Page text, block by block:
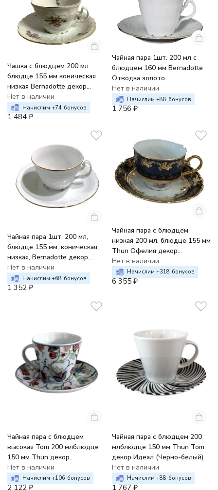
Чашка с блюдцем 200 мл
блюдце 155 мм коническая
низкая Bernadotte декор
Мейсенский букет
Нет в наличии
Начислим +74 бонусов
1 484 ₽
Чайная пара 1шт. 200 мл с
блюдцем 160 мм Bernadotte
Отводка золото
Нет в наличии
Начислим +88 бонусов
1 756 ₽
Чайная пара 1шт. 200 мл,
блюдце 155 мм, коническая
низкая, Bernadotte декор
Отводка золото
Нет в наличии
Начислим +68 бонусов
1 352 ₽
Чайная пара с блюдцем
низкая 200 мл. блюдце 155 мм
Thun Офелия декор
Кобальтовый цветок
Нет в наличии
Начислим +318 бонусов
6 355 ₽
Чайная пара с блюдцем
высокая Tom 200 млблюдце
150 мм Thun декор
Экзотические цветы
Нет в наличии
Начислим +106 бонусов
2 122 ₽
Чайная пара с блюдцем 200
млблюдце 150 мм Thun Tom
декор Идеал (Черно-белый)
Нет в наличии
Начислим +88 бонусов
1 767 ₽